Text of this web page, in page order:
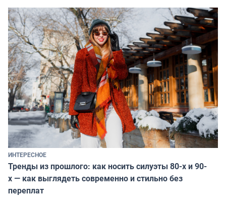
ИНТЕРЕСНОЕ
Тренды из прошлого: как носить силуэты 80-х и 90-
х — как выглядеть современно и стильно без
переплат